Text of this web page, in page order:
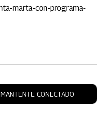
marta-con-programa-
CONECTADO